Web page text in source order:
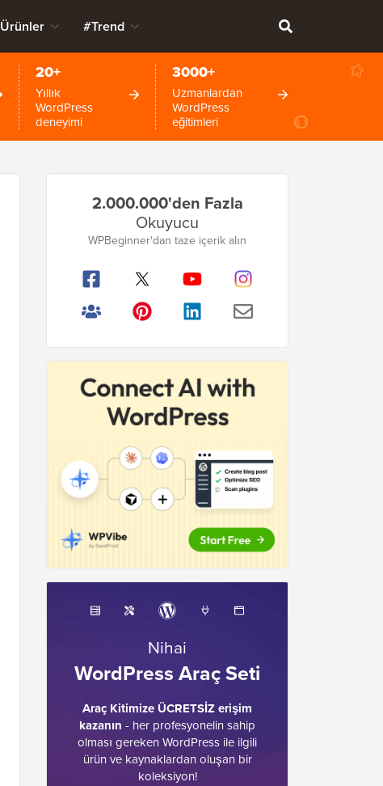
Ürünler #Trend
20+
Yıllık
WordPress
deneyimi
3000+
Uzmanlardan
WordPress
eğitimleri
Kenar
Çubuğu
2.000.000'den Fazla
Okuyucu
WPBeginner'dan taze içerik alın
Nihai
WordPress Araç Seti
Araç Kitimize ÜCRETSİZ erişim
kazanın - her profesyonelin sahip
olması gereken WordPress ile ilgili
ürün ve kaynaklardan oluşan bir
koleksiyon!